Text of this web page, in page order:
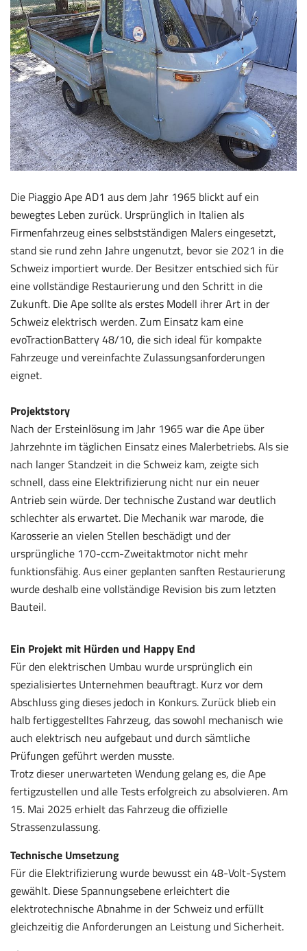
Die Piaggio Ape AD1 aus dem Jahr 1965 blickt auf ein
bewegtes Leben zurück. Ursprünglich in Italien als
Firmenfahrzeug eines selbstständigen Malers eingesetzt,
stand sie rund zehn Jahre ungenutzt, bevor sie 2021 in die
Schweiz importiert wurde. Der Besitzer entschied sich für
eine vollständige Restaurierung und den Schritt in die
Zukunft. Die Ape sollte als erstes Modell ihrer Art in der
Schweiz elektrisch werden. Zum Einsatz kam eine
evoTractionBattery 48/10, die sich ideal für kompakte
Fahrzeuge und vereinfachte Zulassungsanforderungen
eignet.
Projektstory
Nach der Ersteinlösung im Jahr 1965 war die Ape über
Jahrzehnte im täglichen Einsatz eines Malerbetriebs. Als sie
nach langer Standzeit in die Schweiz kam, zeigte sich
schnell, dass eine Elektrifizierung nicht nur ein neuer
Antrieb sein würde. Der technische Zustand war deutlich
schlechter als erwartet. Die Mechanik war marode, die
Karosserie an vielen Stellen beschädigt und der
ursprüngliche 170-ccm-Zweitaktmotor nicht mehr
funktionsfähig. Aus einer geplanten sanften Restaurierung
wurde deshalb eine vollständige Revision bis zum letzten
Bauteil.
Ein Projekt mit Hürden und Happy End
Für den elektrischen Umbau wurde ursprünglich ein
spezialisiertes Unternehmen beauftragt. Kurz vor dem
Abschluss ging dieses jedoch in Konkurs. Zurück blieb ein
halb fertiggestelltes Fahrzeug, das sowohl mechanisch wie
auch elektrisch neu aufgebaut und durch sämtliche
Prüfungen geführt werden musste.
Trotz dieser unerwarteten Wendung gelang es, die Ape
fertigzustellen und alle Tests erfolgreich zu absolvieren. Am
15. Mai 2025 erhielt das Fahrzeug die offizielle
Strassenzulassung.
Technische Umsetzung
Für die Elektrifizierung wurde bewusst ein 48-Volt-System
gewählt. Diese Spannungsebene erleichtert die
elektrotechnische Abnahme in der Schweiz und erfüllt
gleichzeitig die Anforderungen an Leistung und Sicherheit.